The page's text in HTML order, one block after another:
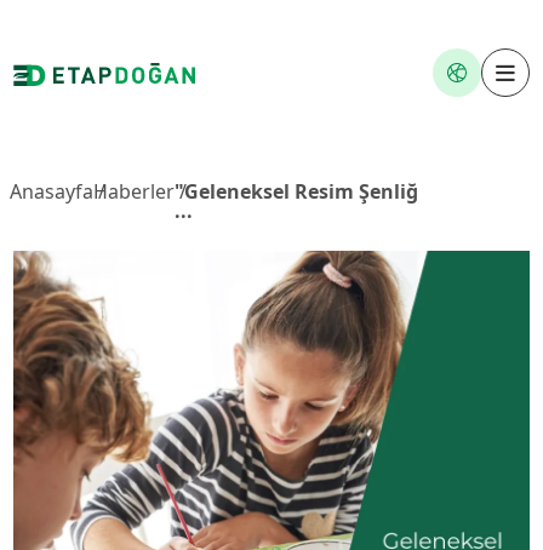
AnasayfaHaberler"Geleneksel Resim Şenliğimizde Bu